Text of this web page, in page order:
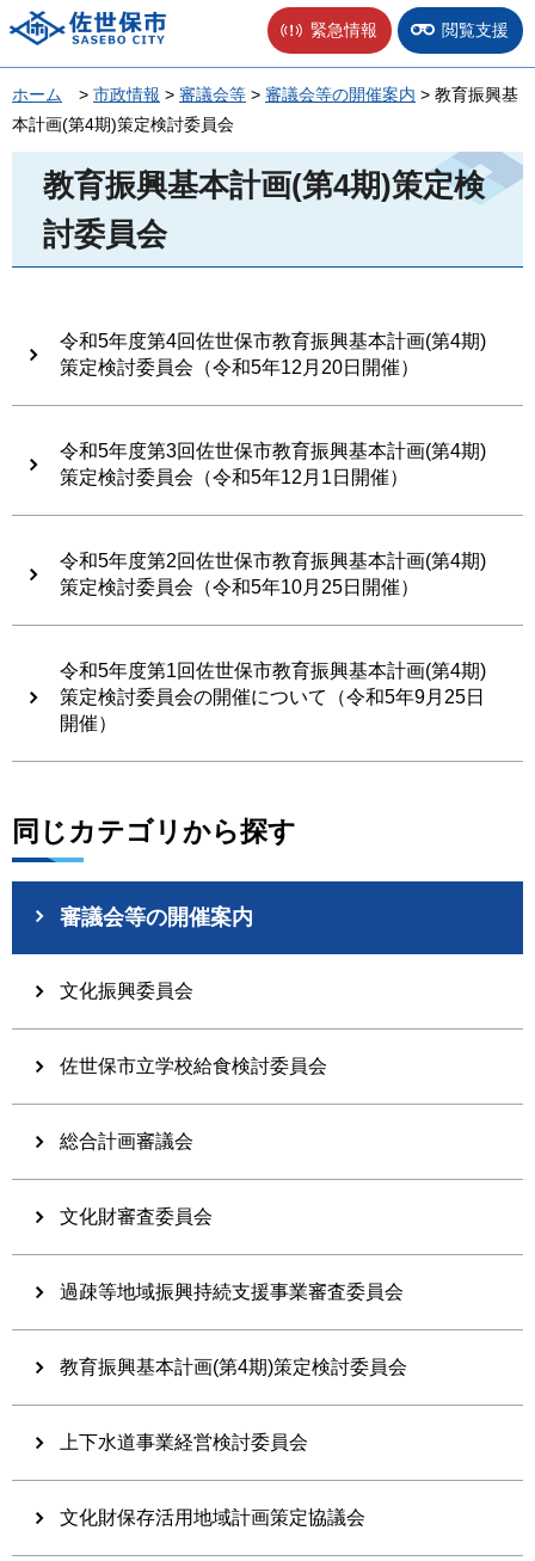
佐世保市 緊急情報 閲覧支援
ホーム > 市政情報 > 審議会等 > 審議会等の開催案内 > 教育振興基
本計画(第4期)策定検討委員会
教育振興基本計画(第4期)策定検
討委員会
令和5年度第4回佐世保市教育振興基本計画(第4期)
策定検討委員会（令和5年12月20日開催）
令和5年度第3回佐世保市教育振興基本計画(第4期)
策定検討委員会（令和5年12月1日開催）
令和5年度第2回佐世保市教育振興基本計画(第4期)
策定検討委員会（令和5年10月25日開催）
令和5年度第1回佐世保市教育振興基本計画(第4期)
策定検討委員会の開催について（令和5年9月25日
開催）
同じカテゴリから探す
審議会等の開催案内
文化振興委員会
佐世保市立学校給食検討委員会
総合計画審議会
文化財審査委員会
過疎等地域振興持続支援事業審査委員会
教育振興基本計画(第4期)策定検討委員会
上下水道事業経営検討委員会
文化財保存活用地域計画策定協議会